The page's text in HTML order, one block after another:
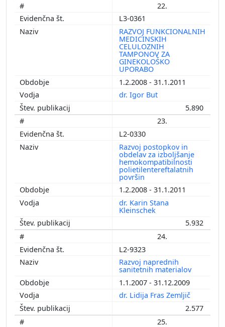
22.
L3-0361
RAZVOJ FUNKCIONALNIH
MEDICINSKIH
CELULOZNIH
TAMPONOV ZA
GINEKOLOŠKO
UPORABO
1.2.2008 - 31.1.2011
dr. Igor But
5.890
23.
L2-0330
Razvoj postopkov in
obdelav za izboljšanje
hemokompatibilnosti
polietilentereftalatnih
površin
1.2.2008 - 31.1.2011
dr. Karin Stana
Kleinschek
5.932
24.
L2-9323
Razvoj naprednih
sanitetnih materialov
1.1.2007 - 31.12.2009
dr. Lidija Fras Zemljič
2.577
25.